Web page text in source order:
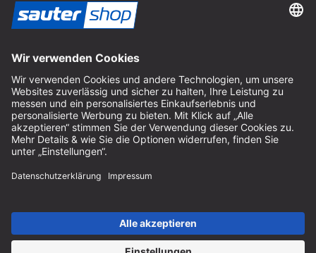
Impressum
AGB
Datenschutz
Cookie-Einstellungen
© 2026 sauter GmbH
* kostenloser Versand ab 150 Euro Bestellwert innerhalb
Deutschlands für die Standard-Paketgrößen - ausgenommen
Sperrgut und Fracht
In Abh. des Lieferlandes kann die MwSt. an der Kasse variieren.